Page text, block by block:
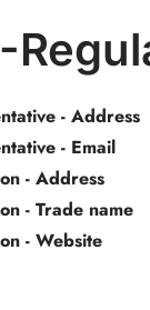
- Address
- Email
- Address
- Trade name
- Website